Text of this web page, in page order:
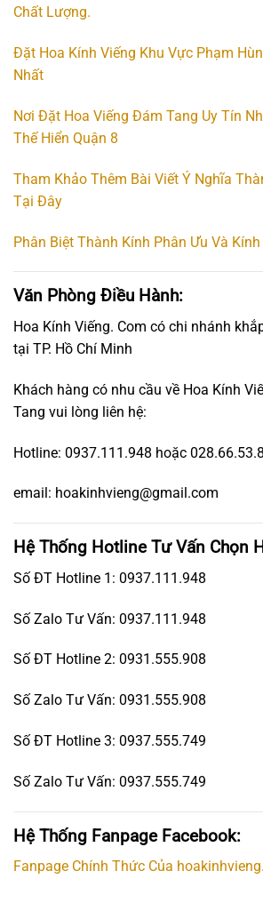
Chất Lượng.
Đặt Hoa Kính Viếng Khu Vực Phạm
Nhất
Nơi Đặt Hoa Viếng Đám Tang Uy Tín
Thế Hiển Quận 8
Tham Khảo Thêm Bài Viết Ý Nghĩa
Tại Đây
Phân Biệt Thành Kính Phân Ưu Và Kính
Văn Phòng Điều Hành:
Hoa Kính Viếng. Com có chi nhánh
tại TP. Hồ Chí Minh
Khách hàng có nhu cầu về Hoa Kính
Tang vui lòng liên hệ:
Hotline: 0937.111.948 hoặc
email: hoakinhvieng@gmail.com
Hệ Thống Hotline Tư Vấn Chọn
Số ĐT Hotline 1: 0937.111.948
Số Zalo Tư Vấn: 0937.111.948
Số ĐT Hotline 2: 0931.555.908
Số Zalo Tư Vấn: 0931.555.908
Số ĐT Hotline 3: 0937.555.749
Số Zalo Tư Vấn: 0937.555.749
Hệ Thống Fanpage Facebook:
Fanpage Chính Thức Của